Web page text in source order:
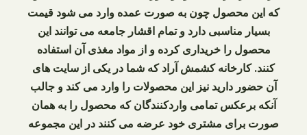
که این محصول چون به صورت عمده وارد می شود قیمت
بسیار مناسبی دارد و تمام اقشار جامعه می توانند این
محصول را خریداری کرده و از مواد مغذی آن استفاده
کنند. کارخانه کشمش آراد که شما در یکی از سایت‌ های
آن حضور دارید نیز این محصولات را وارد می‌ کند و جالب
آنکه برعکس تمامی واردکنندگان که محصول را به همان
صورت برای مشتری خود عرضه می‌ کنند در این مجموعه